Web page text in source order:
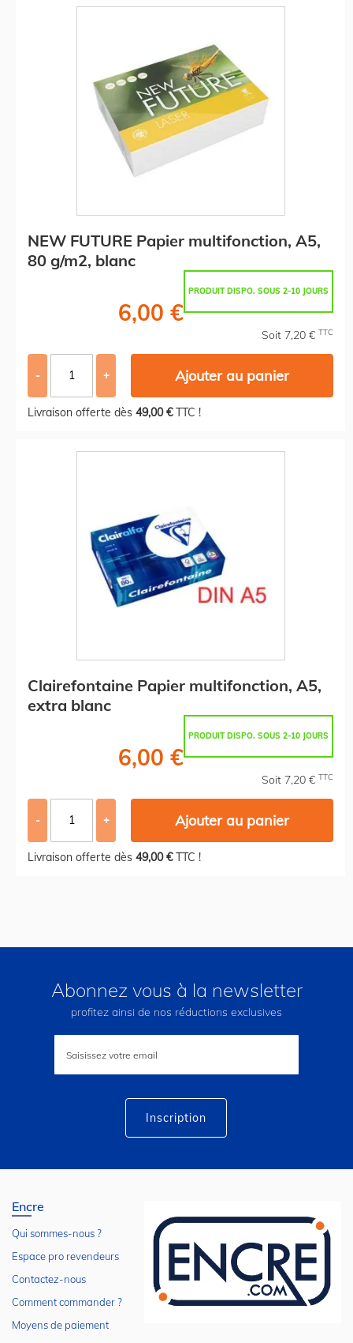
NEW FUTURE Papier multifonction, A5,
80 g/m2, blanc
PRODUIT DISPO. SOUS 2-10 JOURS
6,00 €
Soit 7,20 € TTC
- + Ajouter au panier
Livraison offerte dès 49,00 €TTC !
Clairefontaine Papier multifonction, A5,
extra blanc
PRODUIT DISPO. SOUS 2-10 JOURS
6,00 €
Soit 7,20 € TTC
- + Ajouter au panier
Livraison offerte dès 49,00 €TTC !
Abonnez vous à la newsletter
profitez ainsi de nos réductions exclusives
lettre
Inscription
Encre
Qui sommes-nous ?
Espace pro revendeurs
Contactez-nous
Comment commander ?
Moyens de paiement